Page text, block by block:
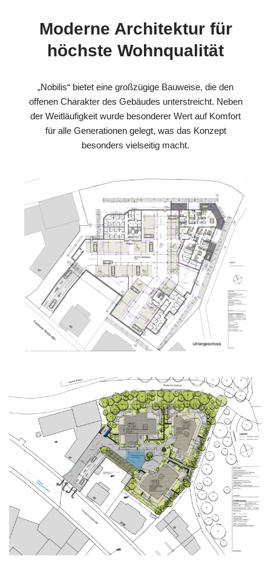
Moderne Architektur für
höchste Wohnqualität
„Nobilis“ bietet eine großzügige Bauweise, die den
offenen Charakter des Gebäudes unterstreicht. Neben
der Weitläufigkeit wurde besonderer Wert auf Komfort
für alle Generationen gelegt, was das Konzept
besonders vielseitig macht.